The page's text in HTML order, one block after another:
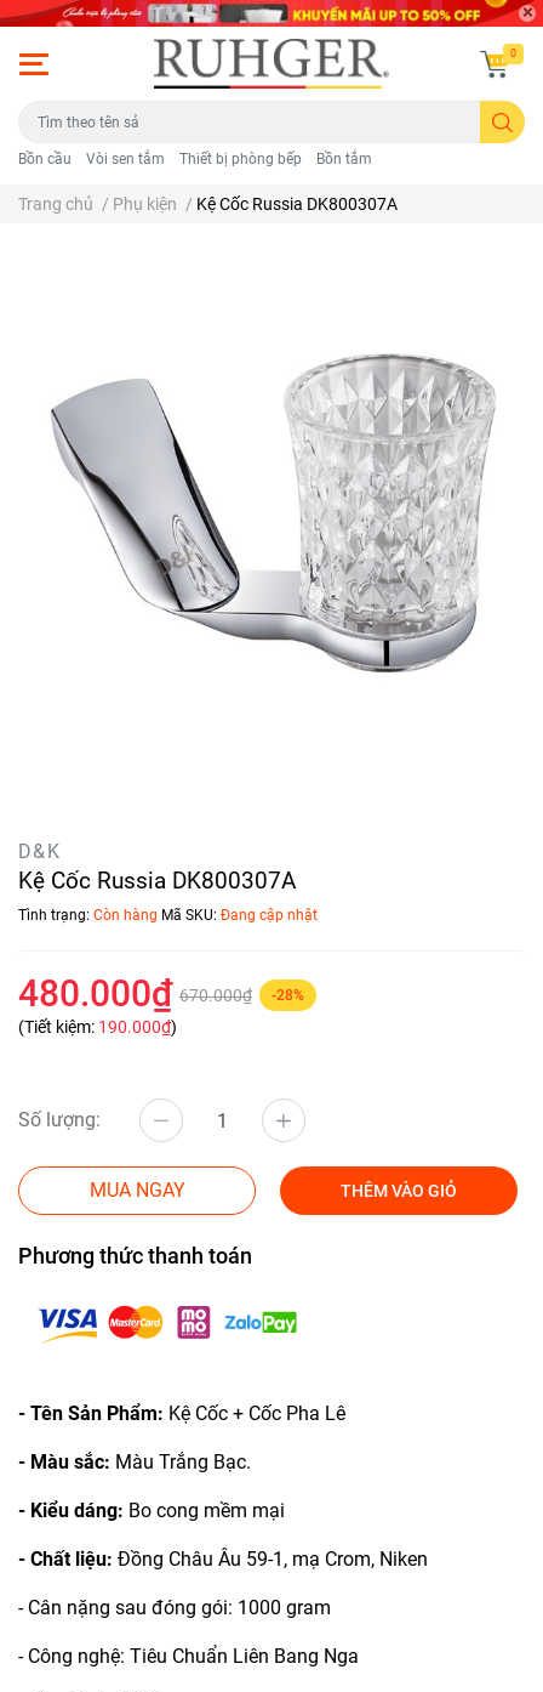
Bồn cầu Vòi sen tắm Thiết bị phòng bếp Bồn tắm
0
Trang chủ / Phụ kiện / Kệ Cốc Russia DK800307A
D&K
Kệ Cốc Russia DK800307A
Tình trạng: Còn hàng Mã SKU: Đang cập nhật
480.000₫ 670.000₫ -28%
(Tiết kiệm: 190.000₫)
Số lượng:
MUA NGAY THÊM VÀO GIỎ
Phương thức thanh toán
- Tên Sản Phẩm: Kệ Cốc + Cốc Pha Lê
- Màu sắc: Màu Trắng Bạc.
- Kiểu dáng: Bo cong mềm mại
- Chất liệu: Đồng Châu Âu 59-1, mạ Crom, Niken
- Cân nặng sau đóng gói: 1000 gram
- Công nghệ: Tiêu Chuẩn Liên Bang Nga